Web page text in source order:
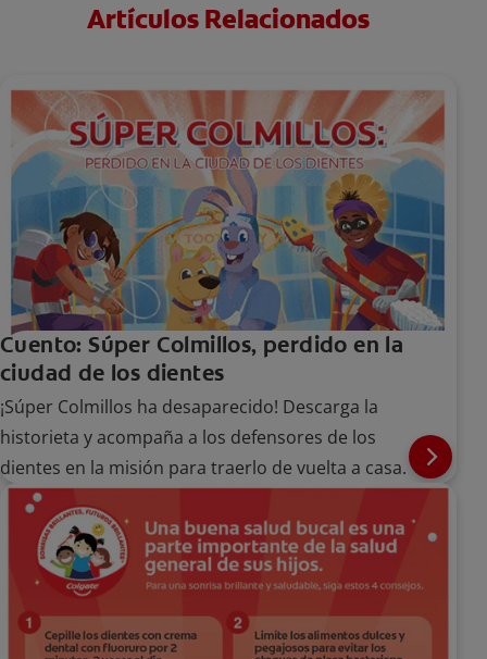
Artículos Relacionados
Cuento: Súper Colmillos, perdido en la
ciudad de los dientes
¡Súper Colmillos ha desaparecido! Descarga la
historieta y acompaña a los defensores de los
dientes en la misión para traerlo de vuelta a casa.